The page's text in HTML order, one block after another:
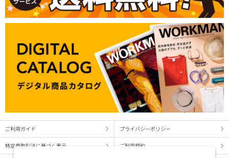
ご利用ガイド プライバシーポリシー
特定商取引法に基づく表示 ご利用規約